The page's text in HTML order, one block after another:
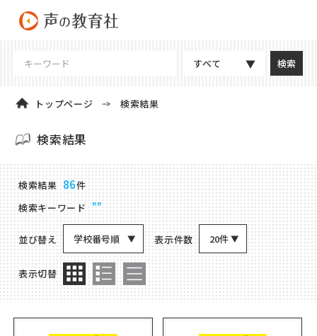
すべて
トップページ 検索結果
検索結果
商品検索結果
検索結果 86件
検索キーワード ””
並び替え 学校番号順 表示件数 20件
表示切替